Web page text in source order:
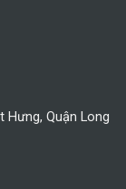
Hưng, Quận Long